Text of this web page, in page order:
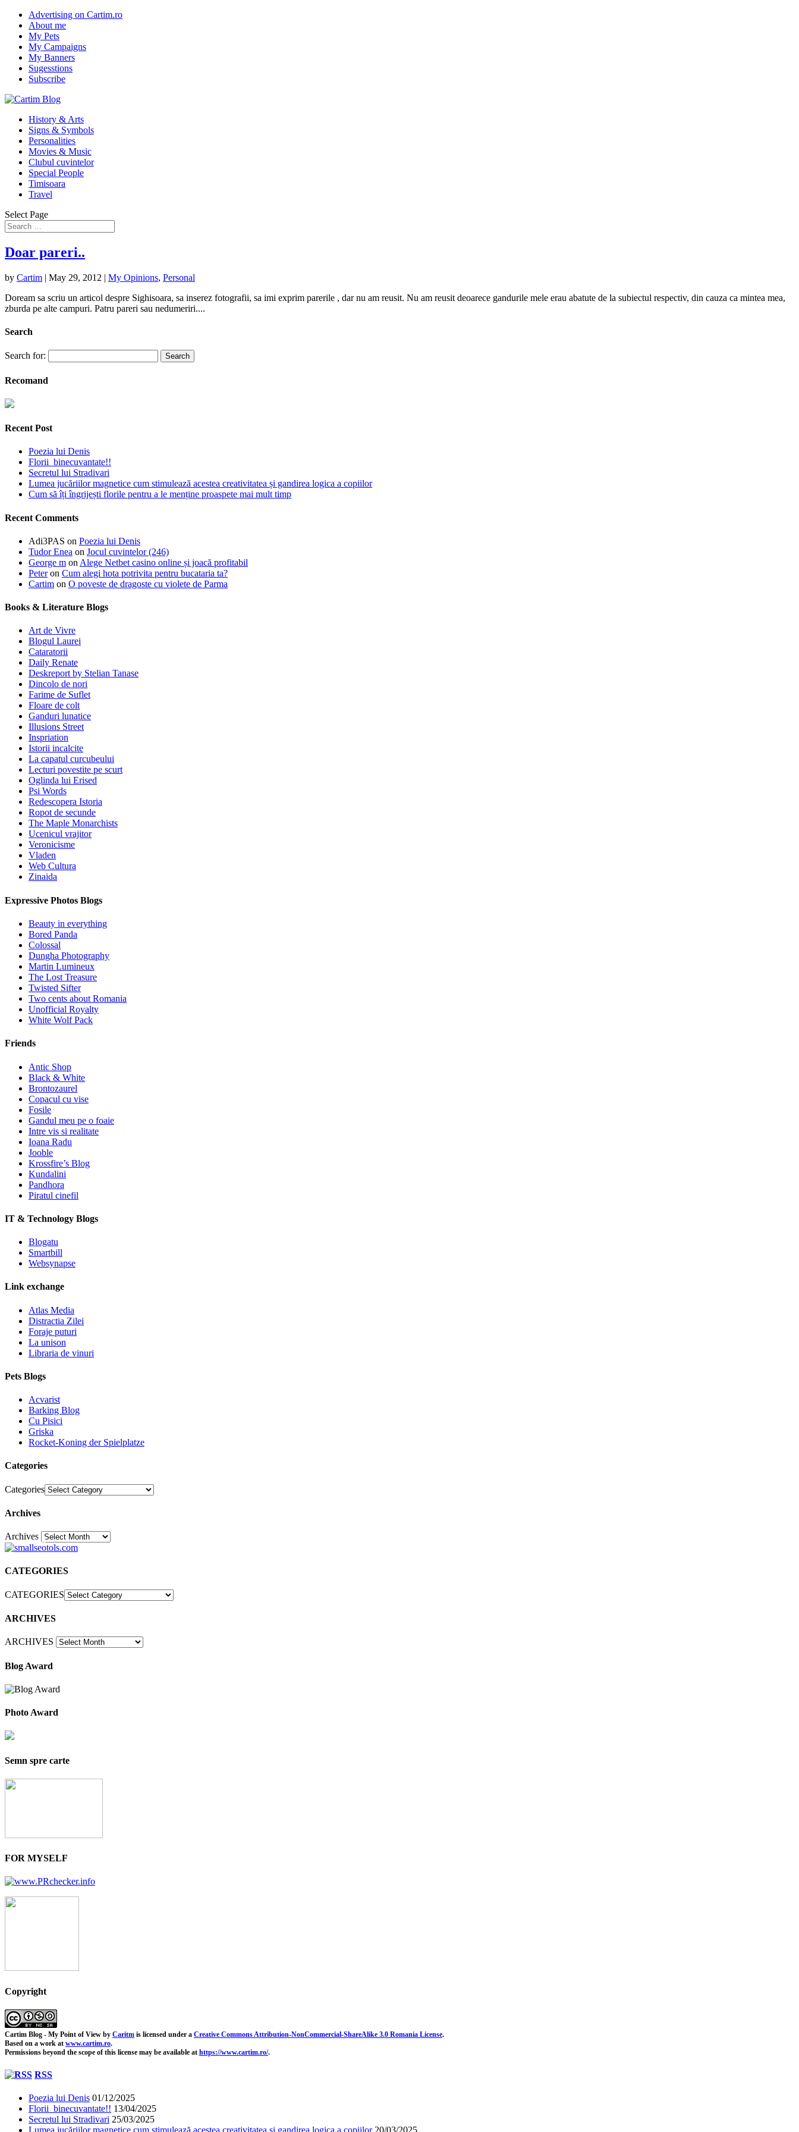
Advertising on Cartim.ro
About me
My Pets
My Campaigns
My Banners
Sugesstions
Subscribe
History & Arts
Signs & Symbols
Personalities
Movies & Music
Clubul cuvintelor
Special People
Timisoara
Travel
Select Page
Doar pareri..
by Cartim | May 29, 2012 | My Opinions, Personal
Doream sa scriu un articol despre Sighisoara, sa inserez fotografii, sa imi exprim parerile , dar nu am reusit. Nu am reusit deoarece gandurile mele erau abatute de la subiectul respectiv, din cauza ca mintea mea,
zburda pe alte campuri. Patru pareri sau nedumeriri....
Search
Search for:
Recomand
Recent Post
Poezia lui Denis
Florii binecuvantate!!
Secretul lui Stradivari
Lumea jucăriilor magnetice cum stimulează acestea creativitatea și gandirea logica a copiilor
Cum să îți îngrijești florile pentru a le menține proaspete mai mult timp
Recent Comments
Adi3PAS on Poezia lui Denis
Tudor Enea on Jocul cuvintelor (246)
George m on Alege Netbet casino online și joacă profitabil
Peteron Cum alegi hota potrivita pentru bucataria ta?
Cartim on O poveste de dragoste cu violete de Parma
Books & Literature Blogs
Art de Vivre
Blogul Laurei
Cataratorii
Daily Renate
Deskreport by Stelian Tanase
Dincolo de nori
Farime de Suflet
Floare de colt
Ganduri lunatice
Illusions Street
Inspriation
Istorii incalcite
La capatul curcubeului
Lecturi povestite pe scurt
Oglinda lui Erised
Psi Words
Redescopera Istoria
Ropot de secunde
The Maple Monarchists
Ucenicul vrajitor
Veronicisme
Vladen
Web Cultura
Zinaida
Expressive Photos Blogs
Beauty in everything
Bored Panda
Colossal
Dungha Photography
Martin Lumineux
The Lost Treasure
Twisted Sifter
Two cents about Romania
Unofficial Royalty
White Wolf Pack
Friends
Antic Shop
Black & White
Brontozaurel
Copacul cu vise
Fosile
Gandul meu pe o foaie
Intre vis si realitate
Ioana Radu
Jooble
Krossfire’s Blog
Kundalini
Pandhora
Piratul cinefil
IT & Technology Blogs
Blogatu
Smartbill
Websynapse
Link exchange
Atlas Media
Distractia Zilei
Foraje puturi
La unison
Libraria de vinuri
Pets Blogs
Acvarist
Barking Blog
Cu Pisici
Griska
Rocket-Koning der Spielplatze
Categories
Categories
Archives
Archives30
CATEGORIES
CATEGORIES
ARCHIVES
ARCHIVES
Blog Award
Photo Award
Semn spre carte
FOR MYSELF
Copyright
Cartim Blog - My Point of View by Caritm is licensed under a Creative Commons Attribution-NonCommercial-ShareAlike 3.0 Romania License.
Based on a work at www.cartim.ro.
Permissions beyond the scope of this license may be available at https://www.cartim.ro/.
RSS
Poezia lui Denis 01/12/2025
Florii binecuvantate!! 13/04/2025
Secretul lui Stradivari 25/03/2025